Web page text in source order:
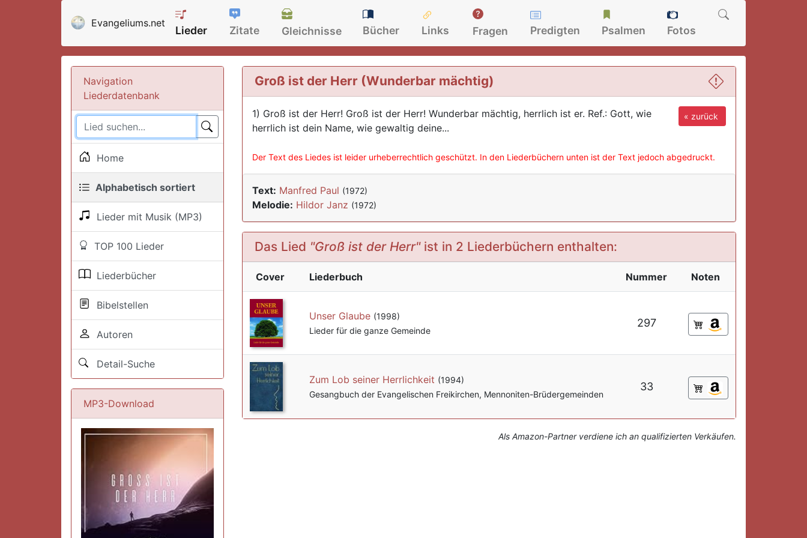
Evangeliums.net
Lieder Zitate Gleichnisse Bücher Links Fragen Predigten Psalmen Fotos
Navigation
Liederdatenbank
Home
Alphabetisch sortiert
Lieder mit Musik (MP3)
TOP 100 Lieder
Liederbücher
Bibelstellen
Autoren
Detail-Suche
MP3-Download
Groß ist der Herr (Wunderbar mächtig)
« zurück
1) Groß ist der Herr! Groß ist der Herr! Wunderbar mächtig, herrlich ist er. Ref.: Gott, wie
herrlich ist dein Name, wie gewaltig deine...
Der Text des Liedes ist leider urheberrechtlich geschützt. In den Liederbüchern unten ist der Text jedoch abgedruckt.
Text: Manfred Paul (1972)
Melodie: Hildor Janz (1972)
Das Lied "Groß ist der Herr"ist in 2 Liederbüchern enthalten:
Cover Liederbuch Nummer Noten
Unser Glaube (1998)
Lieder für die ganze Gemeinde
297
Zum Lob seiner Herrlichkeit (1994)
Gesangbuch der Evangelischen Freikirchen, Mennoniten-Brüdergemeinden
33
Als Amazon-Partner verdiene ich an qualifizierten Verkäufen.